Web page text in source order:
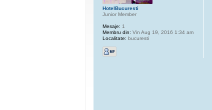
HotelBucuresti
Junior Member
Mesaje: 1
Membru din: Vin Aug 19, 2016 1:34 am
Localitate: bucuresti